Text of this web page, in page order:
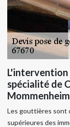
L'intervention
spécialité de
Les gouttières sont
supérieures des